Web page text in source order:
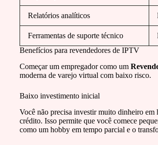
Relatórios analíticos
Ferramentas de suporte técnico
Benefícios para revendedores de IPTV
Começar um empregador como um
moderna de varejo virtual com baixo risco.
Baixo investimento inicial
Você não precisa investir muito dinheiro em
crédito. Isso permite que você comece
como um hobby em tempo parcial e o